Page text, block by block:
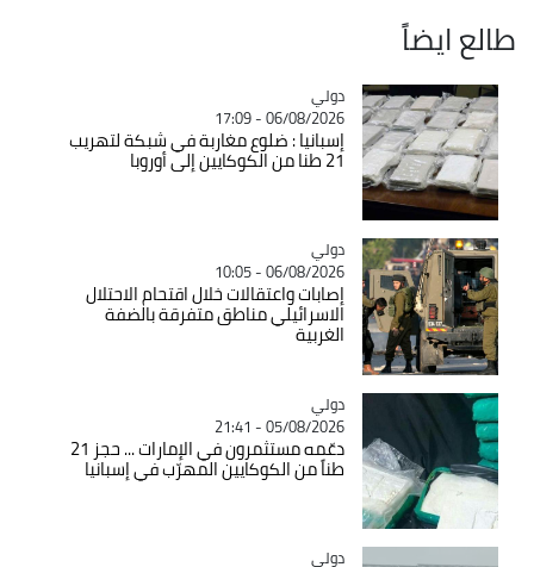
طالع ايضاً
Catégorie
دولي
06/08/2026 - 17:09
إسبانيا : ضلوع مغاربة في شبكة لتهريب
21 طنا من الكوكايين إلى أوروبا
Catégorie
دولي
06/08/2026 - 10:05
إصابات واعتقالات خلال اقتحام الاحتلال
الاسرائيلي مناطق متفرقة بالضفة
الغربية
Catégorie
دولي
05/08/2026 - 21:41
دعّمه مستثمرون في الإمارات ... حجز 21
طناً من الكوكايين المهرّب في إسبانيا
Catégorie
دولي